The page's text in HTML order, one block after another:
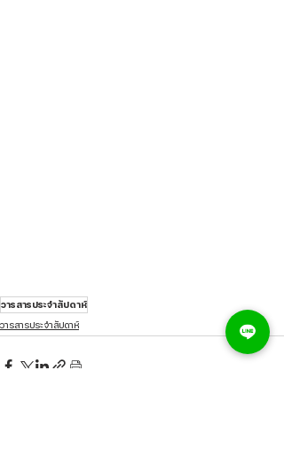
วารสารประจำสัปดาห์
วารสารประจำสัปดาห์